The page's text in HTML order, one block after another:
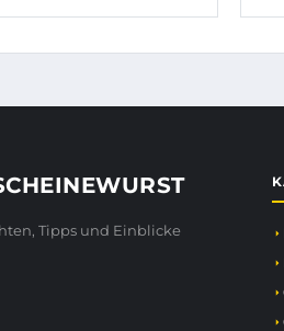
Tipps und Einblicke